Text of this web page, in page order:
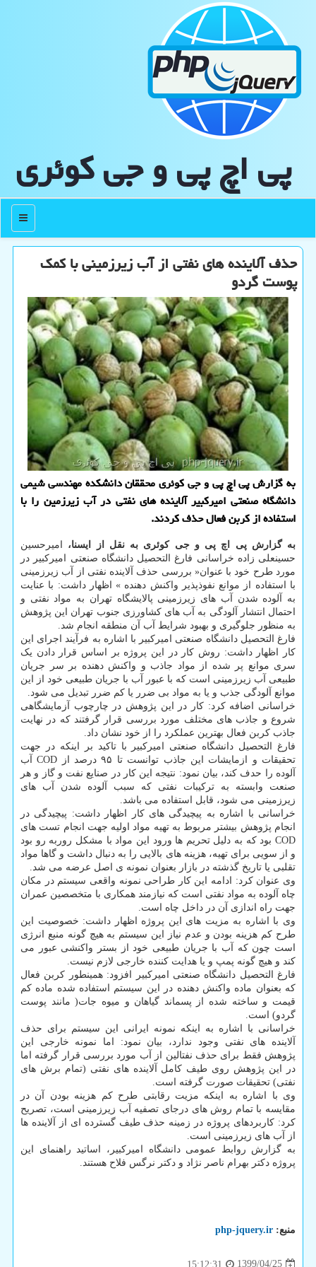
پی اچ پی و جی كوئری
منو
حذف آلاینده های نفتی از آب زیرزمینی با كمك
پوست گردو
به گزارش پی اچ پی و جی كوئری محققان دانشكده مهندسی شیمی
دانشگاه صنعتی امیركبیر آلاینده های نفتی در آب زیرزمین را با
استفاده از كربن فعال حذف كردند.
به گزارش پی اچ پی و جی کوئری به نقل از ایسنا،
امیرحسین
حسینعلی زاده خراسانی فارغ التحصیل دانشگاه صنعتی امیرکبیر در
مورد طرح خود با عنوان« بررسی حذف آلاینده نفتی از آب زیرزمینی
با استفاده از موانع نفوذپذیر واکنش دهنده » اظهار داشت: با عنایت
به آلوده شدن آب های زیرزمینی پالایشگاه تهران به مواد نفتی و
احتمال انتشار آلودگی به آب های کشاورزی جنوب تهران این پژوهش
به منظور جلوگیری و بهبود شرایط آب آن منطقه انجام شد.
فارغ التحصیل دانشگاه صنعتی امیرکبیر با اشاره به فرآیند اجرای این
کار اظهار داشت: روش کار در این پروژه بر اساس قرار دادن یک
سری موانع پر شده از مواد جاذب و واکنش دهنده بر سر جریان
طبیعی آب زیرزمینی است که با عبور آب با جریان طبیعی خود از این
موانع آلودگی جذب و یا به مواد بی ضرر یا کم ضرر تبدیل می شود.
خراسانی اضافه کرد: کار در این پژوهش در چارچوب آزمایشگاهی
شروع و جاذب های مختلف مورد بررسی قرار گرفتند که در نهایت
جاذب کربن فعال بهترین عملکرد را از خود نشان داد.
فارغ التحصیل دانشگاه صنعتی امیرکبیر با تاکید بر اینکه در جهت
تحقیقات و ازمایشات این جاذب توانست تا ۹۵ درصد از COD آب
آلوده را حدف کند، بیان نمود: نتیجه این کار در صنایع نفت و گاز و هر
صنعت وابسته به ترکیبات نفتی که سبب آلوده شدن آب های
زیرزمینی می شود، قابل استفاده می باشد.
خراسانی با اشاره به پیچیدگی های کار اظهار داشت: پیچیدگی در
انجام پژوهش بیشتر مربوط به تهیه مواد اولیه جهت انجام تست های
COD بود که به دلیل تحریم ها ورود این مواد با مشکل روربه رو بود
و از سویی برای تهیه، هزینه های بالایی را به دنبال داشت و گاها مواد
تقلبی یا تاریخ گذشته در بازار بعنوان نمونه ی اصل عرضه می شد.
وی عنوان کرد: ادامه این کار طراحی نمونه واقعی سیستم در مکان
چاه آلوده به مواد نفتی است که نیازمند همکاری با متخصصین عمران
جهت راه اندازی آن در داخل چاه است.
وی با اشاره به مزیت های این پروژه اظهار داشت: خصوصیت این
طرح کم هزینه بودن و عدم نیاز این سیستم به هیچ گونه منبع انرژی
است چون که آب با جریان طبیعی خود از بستر واکنشی عبور می
کند و هیچ گونه پمپ و یا هدایت کننده خارجی لازم نیست.
فارغ التحصیل دانشگاه صنعتی امیرکبیر افزود: همینطور کربن فعال
که بعنوان ماده واکنش دهنده در این سیستم استفاده شده ماده کم
قیمت و ساخته شده از پسماند گیاهان و میوه جات( مانند پوست
گردو) است.
خراسانی با اشاره به اینکه نمونه ایرانی این سیستم برای حذف
آلاینده های نفتی وجود ندارد، بیان نمود: اما نمونه خارجی این
پژوهش فقط برای حذف نفتالین از آب مورد بررسی قرار گرفته اما
در این پژوهش روی طیف کامل آلاینده های نفتی (تمام برش های
نفتی) تحقیقات صورت گرفته است.
وی با اشاره به اینکه مزیت رقابتی طرح کم هزینه بودن آن در
مقایسه با تمام روش های درجای تصفیه آب زیرزمینی است، تصریح
کرد: کاربردهای پروژه در زمینه حذف طیف گسترده ای از آلاینده ها
از آب های زیرزمینی است.
به گزارش روابط عمومی دانشگاه امیرکبیر، اساتید راهنمای این
پروژه دکتر بهرام ناصر نژاد و دکتر نرگس فلاح هستند.
منبع: php-jquery.ir
1399/04/25
15:12:31